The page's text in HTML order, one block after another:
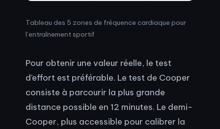
Tableau des 5 zones de fréquence cardiaque pour
l’entraînement sportif
Pour obtenir une valeur réelle, le test
d’effort est préférable. Le test de Cooper
consiste à parcourir la plus grande
distance possible en 12 minutes. Le demi-
Cooper, plus accessible pour calibrer la